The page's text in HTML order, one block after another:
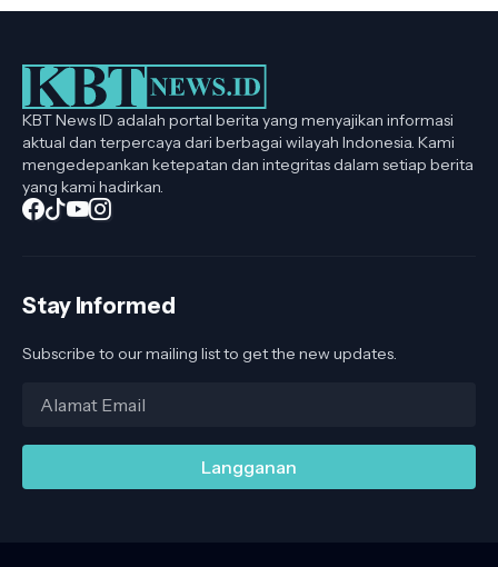
KBT News ID adalah portal berita yang menyajikan informasi
aktual dan terpercaya dari berbagai wilayah Indonesia. Kami
mengedepankan ketepatan dan integritas dalam setiap berita
yang kami hadirkan.
Stay Informed
Subscribe to our mailing list to get the new updates.